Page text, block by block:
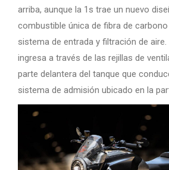
arriba, aunque la 1s trae un nuevo
combustible única de fibra de carbono
sistema de entrada y filtración de aire.
ingresa a través de las rejillas de
parte delantera del tanque que
sistema de admisión ubicado en la